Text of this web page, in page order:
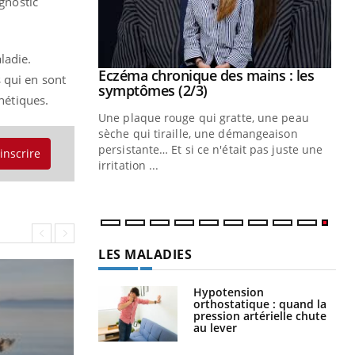
qui en sont
: au
au quotidien
Youtube
Eczéma chronique des mains : les
symptômes (2/3)Youtube
Une plaque rouge qui gratte, une peau
sèche qui tiraille, une démangeaison
persistante… Et si ce n'était pas juste une
irritation ...
LES MALADIES
Hypotension
orthostatique : quand la
pression artérielle chute
au lever